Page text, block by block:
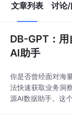
文章列表 讨论
DB-GPT：
AI助手
你是否曾经面对海
法快速获取业务洞
源AI数据助手。这